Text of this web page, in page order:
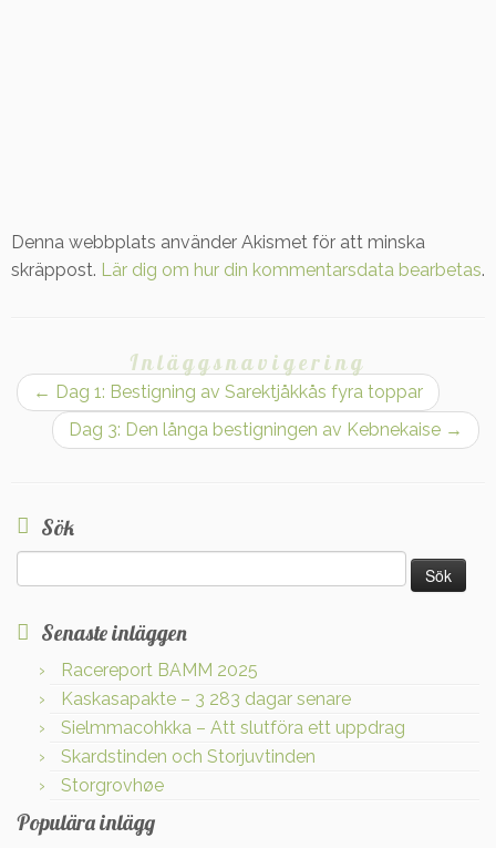
Denna webbplats använder Akismet för att minska
skräppost. Lär dig om hur din kommentarsdata bearbetas.
Inläggsnavigering
← Dag 1: Bestigning av Sarektjåkkås fyra toppar
Dag 3: Den långa bestigningen av Kebnekaise →
Sök
efter:
Senaste inläggen
Racereport BAMM 2025
Kaskasapakte – 3 283 dagar senare
Sielmmacohkka – Att slutföra ett uppdrag
Skardstinden och Storjuvtinden
Storgrovhøe
Populära inlägg